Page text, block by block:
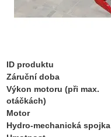
ID produktu
Záruční doba
Výkon motoru (při max.
otáčkách)
Motor
Hydro-mechanická spojka